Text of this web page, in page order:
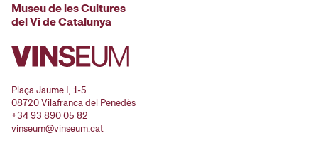
Museu de les Cultures
del Vi de Catalunya
Plaça Jaume I, 1-5
08720 Vilafranca del Penedès
+34 93 890 05 82
vinseum@vinseum.cat